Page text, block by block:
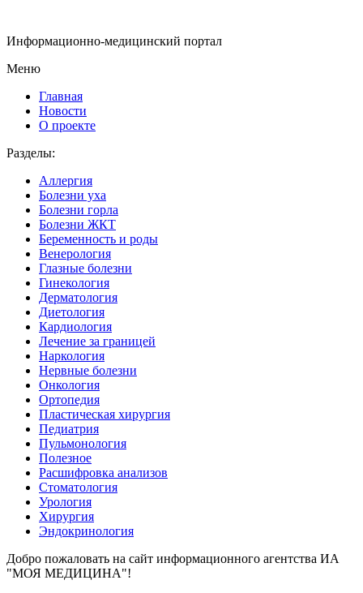
Информационно-медицинский портал
Меню
Главная
Новости
О проекте
Разделы:
Аллергия
Болезни уха
Болезни горла
Болезни ЖКТ
Беременность и роды
Венерология
Глазные болезни
Гинекология
Дерматология
Диетология
Кардиология
Лечение за границей
Наркология
Нервные болезни
Онкология
Ортопедия
Пластическая хирургия
Педиатрия
Пульмонология
Полезное
Расшифровка анализов
Стоматология
Урология
Хирургия
Эндокринология
Добро пожаловать на сайт информационного агентства ИА
"МОЯ МЕДИЦИНА"!